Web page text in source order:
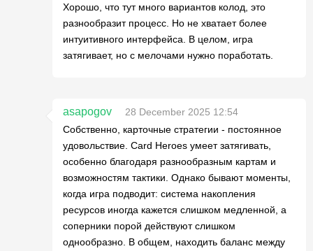
Хорошо, что тут много вариантов колод, это
разнообразит процесс. Но не хватает более
интуитивного интерфейса. В целом, игра
затягивает, но с мелочами нужно поработать.
asapogov
28 December 2025 12:54
Собственно, карточные стратегии - постоянное
удовольствие. Card Heroes умеет затягивать,
особенно благодаря разнообразным картам и
возможностям тактики. Однако бывают моменты,
когда игра подводит: система накопления
ресурсов иногда кажется слишком медленной, а
соперники порой действуют слишком
однообразно. В общем, находить баланс между